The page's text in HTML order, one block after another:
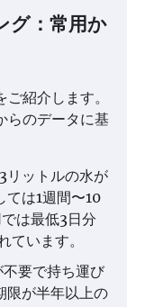
グ：常用か
紹介します。
らのデータに基
リットルの水が
ては1週間〜10
は最低3日分
ています​​。
要で持ち運び
限が半年以上の